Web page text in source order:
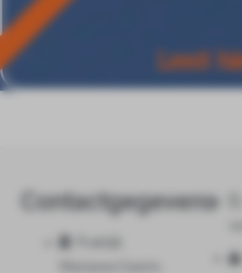
Lees
Contactgegevens